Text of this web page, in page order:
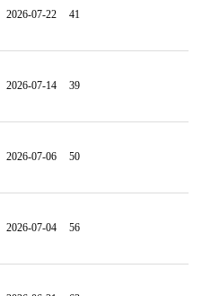
2026-07-22 41
2026-07-14 39
2026-07-06 50
2026-07-04 56